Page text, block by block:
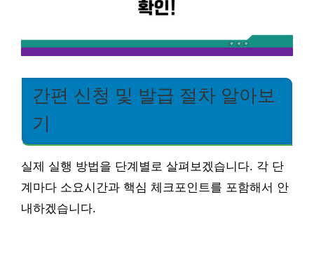
간편 신청 및 발급 절차 알아보
기
실제 실행 방법을 단계별로 살펴보겠습니다. 각 단
계마다 소요시간과 핵심 체크포인트를 포함해서 안
내하겠습니다.